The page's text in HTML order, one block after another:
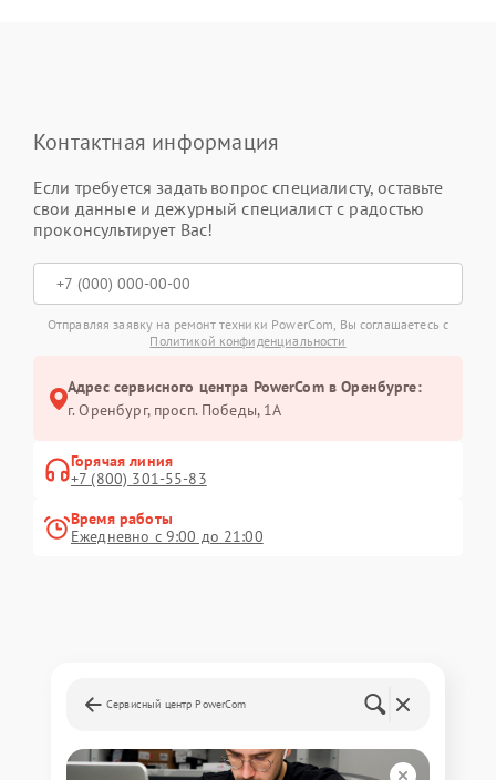
Контактная информация
Если требуется задать вопрос специалисту, оставьте
свои данные и дежурный специалист с радостью
проконсультирует Вас!
Отправляя заявку на ремонт техники PowerCom, Вы соглашаетесь с
Политикой конфиденциальности
Адрес сервисного центра PowerCom в Оренбурге:
г. Оренбург, просп. Победы, 1А
Горячая линия
+7 (800) 301-55-83
Время работы
Ежедневно с 9:00 до 21:00
Сервисный центр PowerCom